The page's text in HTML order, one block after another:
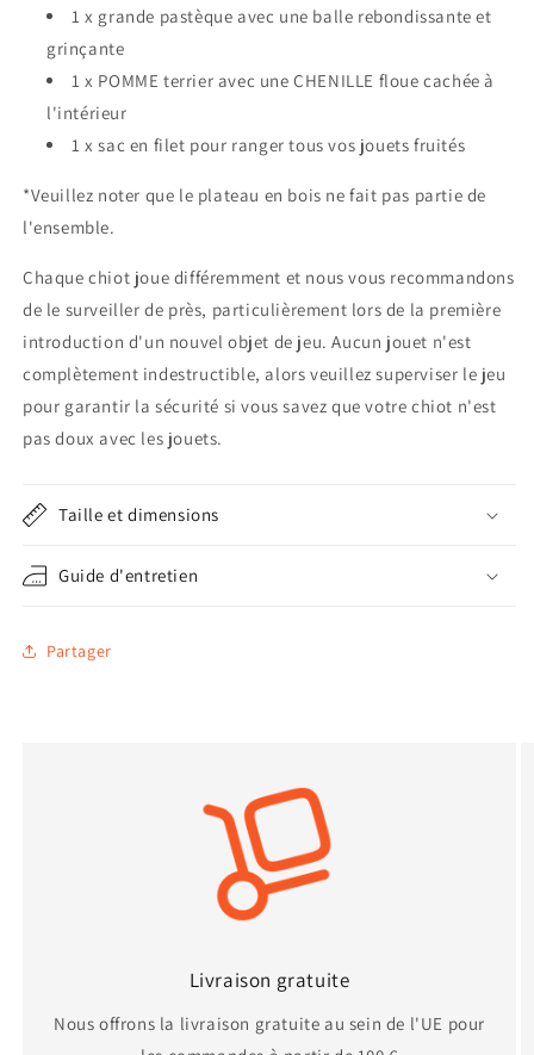
1 x grande pastèque avec une balle rebondissante et
grinçante
1 x POMME terrier avec une CHENILLE floue cachée à
l'intérieur
1 x sac en filet pour ranger tous vos jouets fruités
*Veuillez noter que le plateau en bois ne fait pas partie de
l'ensemble.
Chaque chiot joue différemment et nous vous recommandons
de le surveiller de près, particulièrement lors de la première
introduction d'un nouvel objet de jeu. Aucun jouet n'est
complètement indestructible, alors veuillez superviser le jeu
pour garantir la sécurité si vous savez que votre chiot n'est
pas doux avec les jouets.
Taille et dimensions
Guide d'entretien
Partager
Livraison gratuite
Nous offrons la livraison gratuite au sein de l'UE pour